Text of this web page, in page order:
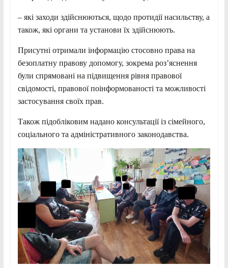
– які заходи здійснюються, щодо протидії насильству, а
також, які органи та установи їх здійснюють.
Присутні отримали інформацію стосовно права на
безоплатну правову допомогу, зокрема роз’яснення
були спрямовані на підвищення рівня правової
свідомості, правової поінформованості та можливості
застосування своїх прав.
Також підобліковим надано консультації із сімейного,
соціального та адміністративного законодавства.